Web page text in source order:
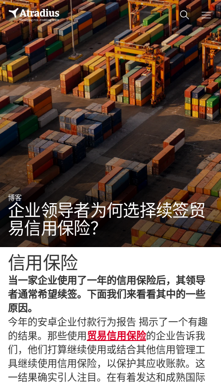
博客
企业领导者为何选择续签贸
易信用保险？
信用保险
当一家企业使用了一年的信用保险后，其领导
者通常希望续签。下面我们来看看其中的一些
原因。
今年的安卓企业付款行为报告 揭示了一个有趣
的结果。那些使用贸易信用保险的企业告诉我
们，他们打算继续使用或结合其他信用管理工
具继续使用信用保险，以保护其应收账款。这
一结果确实引人注目。在有着发达和成熟国际